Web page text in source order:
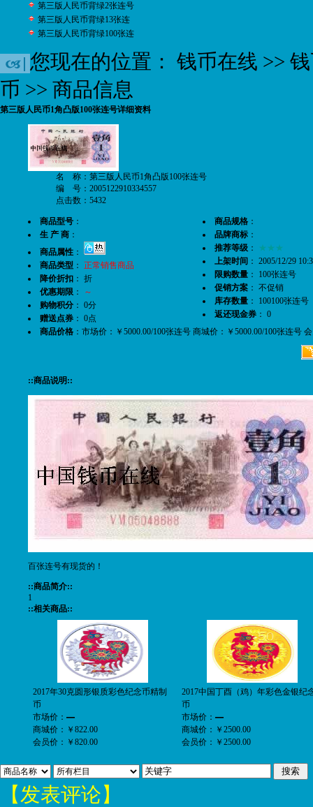
第三版人民币背绿2张连号
第三版人民币背绿13张连
第三版人民币背绿100张连
您现在的位置： 钱币在线 >>
币 >> 商品信息
第三版人民币1角凸版100张连号详细资料
名 称：第三版人民币1角凸版100张连号
编 号：2005122910334557
点击数：5432
商品型号 ：
生 产 商 ：
商品属性 ：
商品类型 ： 正常销售商品
降价折扣 ： 折
优惠期限 ：
～
购物积分 ： 0分
赠送点券 ： 0点
商品规格 ：
品牌商标 ：
推荐等级 ：
★★★
上架时间 ： 2005/12/29
限购数量 ： 100张连号
促销方案 ： 不促销
库存数量 ： 100100张连号
返还现金券 ： 0
商品价格 ：市场价：￥5000.00/100张连号 商城价：￥5000.00/100张连号
::商品说明::
百张连号有现货的！
::商品简介::
1
::相关商品::
2017年30克圆形银质彩色纪念币精制
币
市场价： —
商城价： ￥822.00
会员价： ￥820.00
2017中国丁酉（鸡）年彩色金银纪
币
市场价： —
商城价： ￥2500.00
会员价： ￥2500.00
【发表评论】